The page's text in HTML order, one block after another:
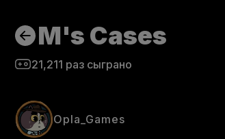
M's Cases
21,211 раз сыграно
Opla_Games